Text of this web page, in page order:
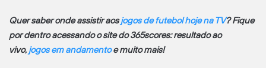
Quer saber onde assistir aosjogos de futebol hoje na TV? Fique
por dentro acessando o site do 365scores: resultado ao
vivo,jogos em andamentoe muito mais!